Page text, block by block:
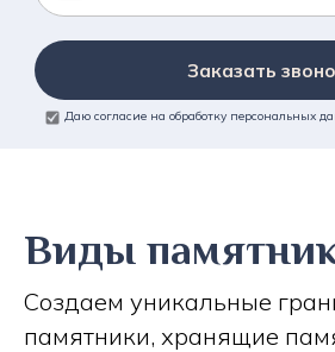
Заказать
Даю согласие на обработку персональных
Виды
Создаем уникальные
памятники, хранящие